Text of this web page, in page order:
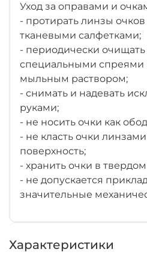
Уход за оправами и
- протирать линзы
тканевыми салфетками;
- периодически очищать
специальными спреями
мыльным раствором;
- снимать и надевать
руками;
- не носить очки как
- не класть очки
поверхность;
- хранить очки в
- не допускается
значительные
Характеристики